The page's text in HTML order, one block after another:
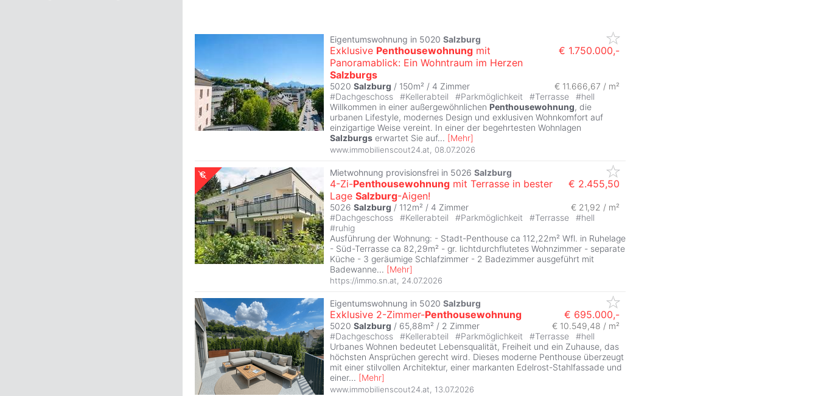
Eigentumswohnung in 5020 Salzburg
Exklusive Penthousewohnung mit
Panoramablick: Ein Wohntraum im Herzen
Salzburgs
€ 1.750.000,-
5020 Salzburg / 150m² / 4 Zimmer
€ 11.666,67 / m²
#Dachgeschoss #Kellerabteil #Parkmöglichkeit #Terrasse #hell
Willkommen in einer außergewöhnlichen Penthousewohnung, die
urbanen Lifestyle, modernes Design und exklusiven Wohnkomfort auf
einzigartige Weise vereint. In einer der begehrtesten Wohnlagen
Salzburgs erwartet Sie auf... [Mehr]
www.immobilienscout24.at 08.07.2026
Mietwohnung provisionsfrei in 5026 Salzburg
4-Zi-Penthousewohnung mit Terrasse in bester
Lage Salzburg-Aigen!
€ 2.455,50
5026 Salzburg / 112m² / 4 Zimmer
€ 21,92 / m²
#Dachgeschoss #Kellerabteil #Parkmöglichkeit #Terrasse #hell
#ruhig
Ausführung der Wohnung: - Stadt-Penthouse ca 112,22m² Wfl. in Ruhelage
- Süd-Terrasse ca 82,29m² - gr. lichtdurchflutetes Wohnzimmer - separate
Küche - 3 geräumige Schlafzimmer - 2 Badezimmer ausgeführt mit
Badewanne... [Mehr]
https://immo.sn.at, 24.07.2026
Eigentumswohnung in 5020 Salzburg
Exklusive 2-Zimmer-Penthousewohnung € 695.000,-
5020 Salzburg / 65,88m² / 2 Zimmer
€ 10.549,48 / m²
#Dachgeschoss #Kellerabteil #Parkmöglichkeit #Terrasse #hell
Urbanes Wohnen bedeutet Lebensqualität, Freiheit und ein Zuhause, das
höchsten Ansprüchen gerecht wird. Dieses moderne Penthouse überzeugt
mit einer stilvollen Architektur, einer markanten Edelrost-Stahlfassade und
einer... [Mehr]
www.immobilienscout24.at 13.07.2026